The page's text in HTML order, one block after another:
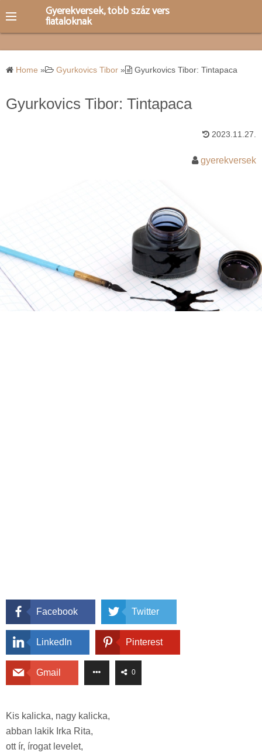
i
p
Gyerekversek, több száz vers
fiataloknak
Home » Gyurkovics Tibor » Gyurkovics Tibor: Tintapaca
Gyurkovics Tibor: Tintapaca
2023.11.27.
gyerekversek
Facebook Twitter
LinkedIn Pinterest
Gmail 0
Kis kalicka, nagy kalicka,
abban lakik Irka Rita,
ott ír, írogat levelet,